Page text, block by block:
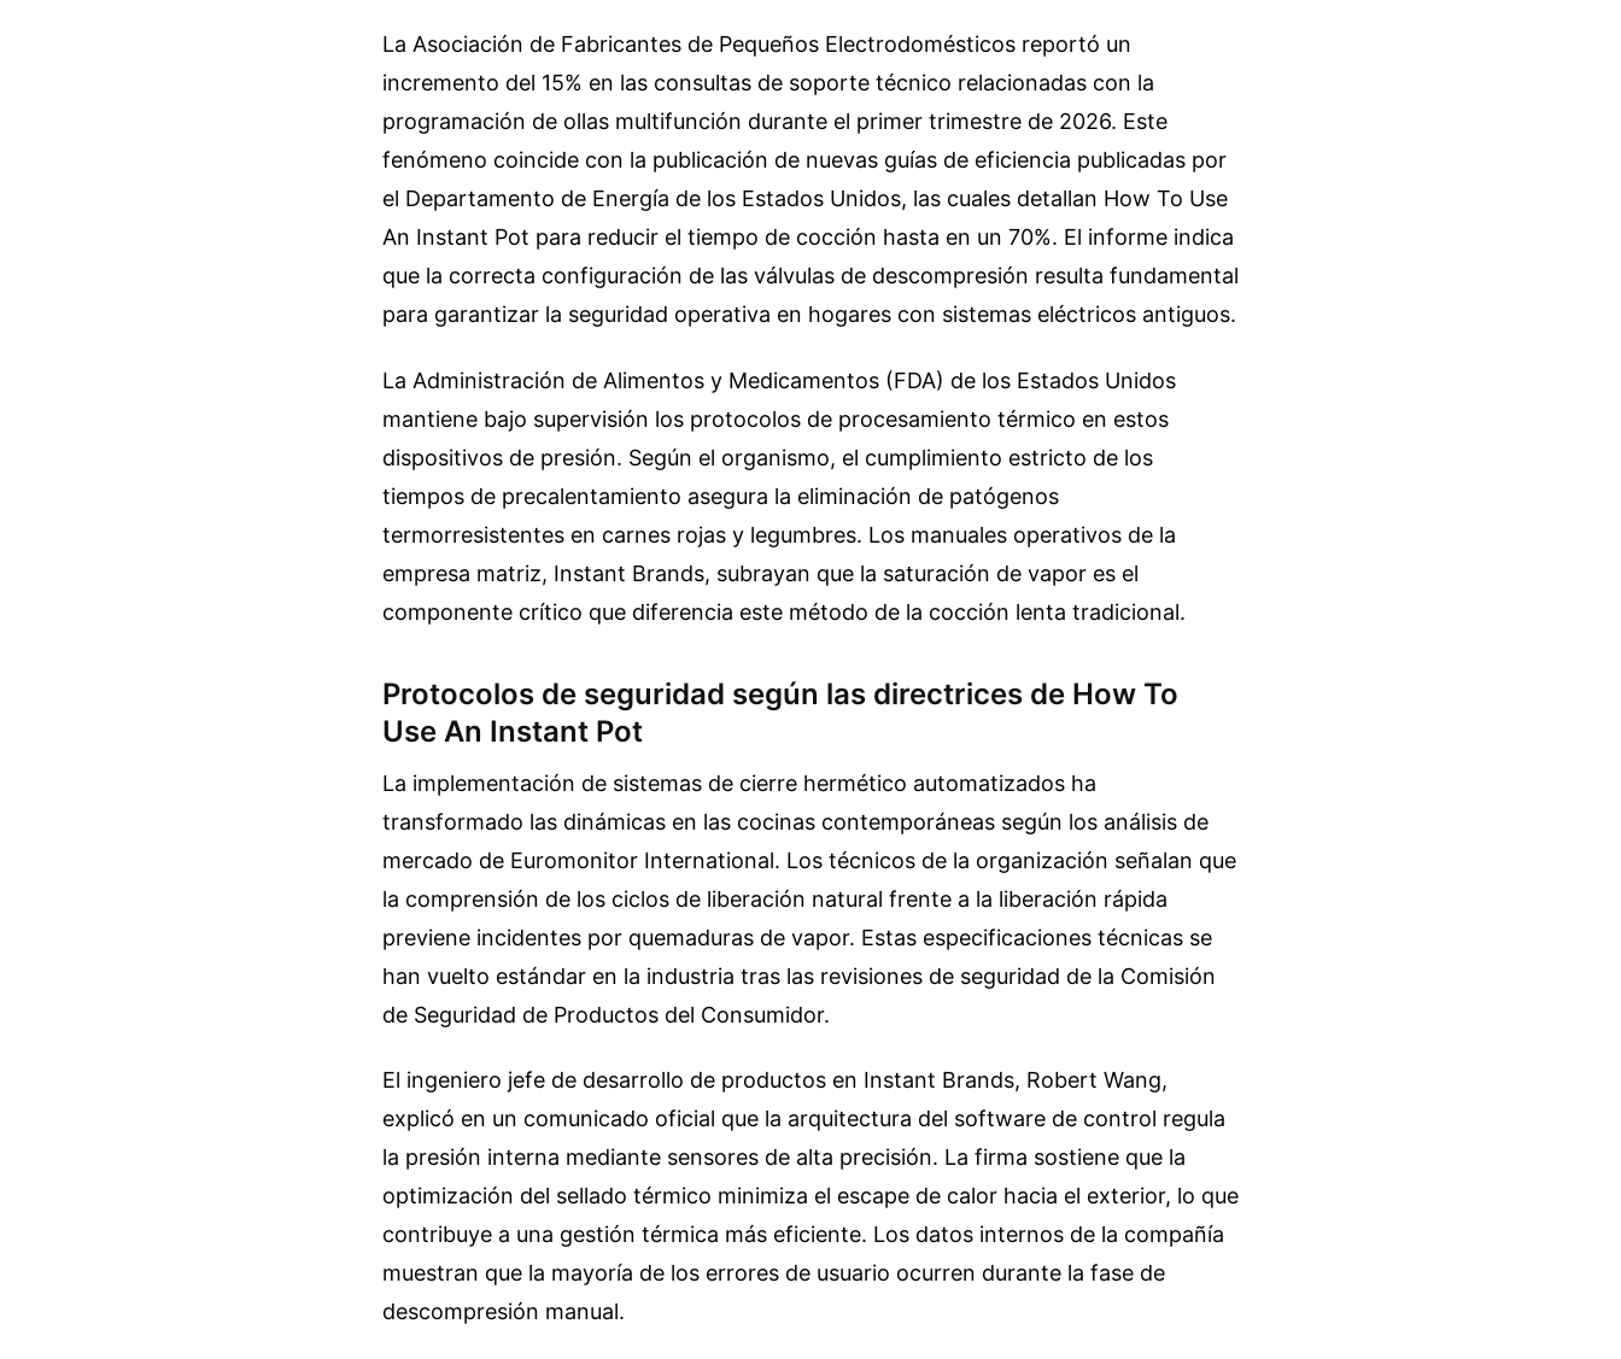
La Asociación de Fabricantes de Pequeños Electrodomésticos reportó un
incremento del 15% en las consultas de soporte técnico relacionadas con la
programación de ollas multifunción durante el primer trimestre de 2026. Este
fenómeno coincide con la publicación de nuevas guías de eficiencia publicadas por
el Departamento de Energía de los Estados Unidos, las cuales detallan How To Use
An Instant Pot para reducir el tiempo de cocción hasta en un 70%. El informe indica
que la correcta configuración de las válvulas de descompresión resulta fundamental
para garantizar la seguridad operativa en hogares con sistemas eléctricos antiguos.
La Administración de Alimentos y Medicamentos (FDA) de los Estados Unidos
mantiene bajo supervisión los protocolos de procesamiento térmico en estos
dispositivos de presión. Según el organismo, el cumplimiento estricto de los
tiempos de precalentamiento asegura la eliminación de patógenos
termorresistentes en carnes rojas y legumbres. Los manuales operativos de la
empresa matriz, Instant Brands, subrayan que la saturación de vapor es el
componente crítico que diferencia este método de la cocción lenta tradicional.
Protocolos de seguridad según las directrices de How To
Use An Instant Pot
La implementación de sistemas de cierre hermético automatizados ha
transformado las dinámicas en las cocinas contemporáneas según los análisis de
mercado de Euromonitor International. Los técnicos de la organización señalan que
la comprensión de los ciclos de liberación natural frente a la liberación rápida
previene incidentes por quemaduras de vapor. Estas especificaciones técnicas se
han vuelto estándar en la industria tras las revisiones de seguridad de la Comisión
de Seguridad de Productos del Consumidor.
El ingeniero jefe de desarrollo de productos en Instant Brands, Robert Wang,
explicó en un comunicado oficial que la arquitectura del software de control regula
la presión interna mediante sensores de alta precisión. La firma sostiene que la
optimización del sellado térmico minimiza el escape de calor hacia el exterior, lo que
contribuye a una gestión térmica más eficiente. Los datos internos de la compañía
muestran que la mayoría de los errores de usuario ocurren durante la fase de
descompresión manual.